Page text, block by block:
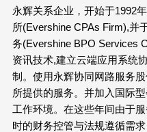
永辉关系企业，开始于1992
所(Evershine CPAs Firm),并
务(Evershine BPO Services
资讯技术,建立云端应用系统
制。使用永辉协同网路服务
所提供的服务。并加入国际
工作环境。在这些年间由于
时的财务控管与法规遵循需